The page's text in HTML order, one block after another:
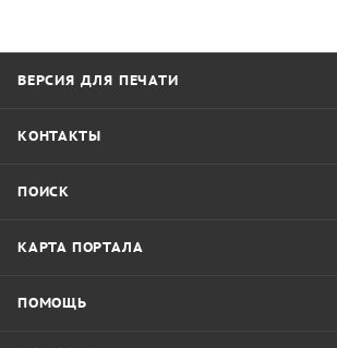
ВЕРСИЯ ДЛЯ ПЕЧАТИ
КОНТАКТЫ
ПОИСК
КАРТА ПОРТАЛА
ПОМОЩЬ